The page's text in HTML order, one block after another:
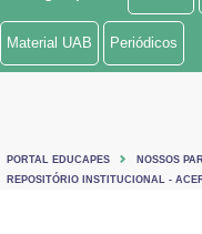
Ministério de Minas e Energia
Ministério do Turismo
Material UAB Periódicos
PORTAL EDUCAPES
NOSSOS
REPOSITÓRIO INSTITUCIONAL -